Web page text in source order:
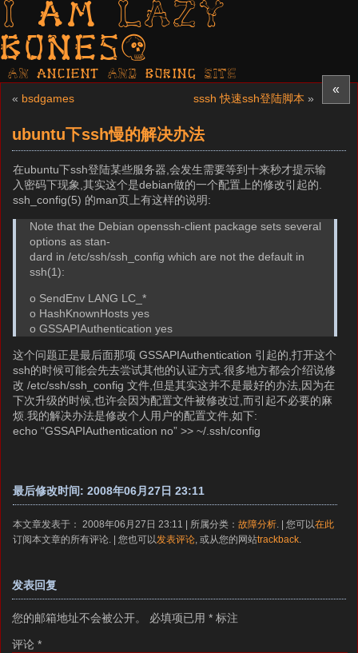
I am LAZY
bones?
AN ancient AND boring SITE
«
« bsdgames sssh 快速ssh登陆脚本 »
ubuntu下ssh慢的解决办法
在ubuntu下ssh登陆某些服务器,会发生需要等到十来秒才提示输
入密码下现象,其实这个是debian做的一个配置上的修改引起的.
ssh_config(5) 的man页上有这样的说明:
Note that the Debian openssh-client package sets several
options as stan-
dard in /etc/ssh/ssh_config which are not the default in
ssh(1):
o SendEnv LANG LC_*
o HashKnownHosts yes
o GSSAPIAuthentication yes
这个问题正是最后面那项 GSSAPIAuthentication 引起的,打开这个
ssh的时候可能会先去尝试其他的认证方式.很多地方都会介绍说修
改 /etc/ssh/ssh_config 文件,但是其实这并不是最好的办法,因为在
下次升级的时候,也许会因为配置文件被修改过,而引起不必要的麻
烦.我的解决办法是修改个人用户的配置文件,如下:
echo “GSSAPIAuthentication no” >> ~/.ssh/config
最后修改时间: 2008年06月27日 23:11
本文章发表于： 2008年06月27日 23:11 | 所属分类：故障分析 . | 您可以在此
订阅本文章的所有评论. | 您也可以 发表评论 , 或从您的网站trackback
发表回复
您的邮箱地址不会被公开。 必填项已用 * 标注
评论 *